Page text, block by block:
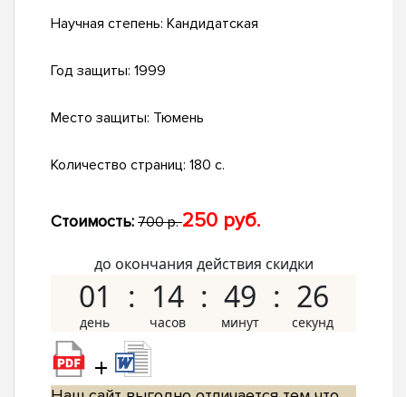
Научная степень: Кандидатская
Год защиты: 1999
Место защиты: Тюмень
Количество страниц: 180 с.
Стоимость: 700 р.250 руб.
до окончания действия скидки
01 14 49 25
+